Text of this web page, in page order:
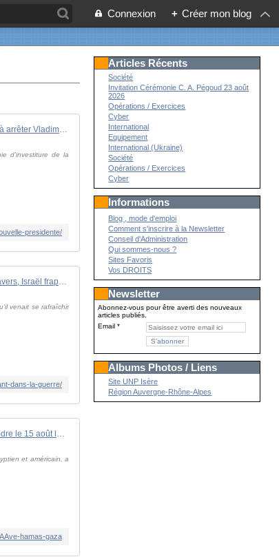
Connexion + Créer mon blog
L'UE appelle le Mexique à arrêter Vladimir Poutine s'il participe à l'investiture de la nouvelle présidente
d'investiture de la
presidente/
Plutôt que tirer à tort et à travers, Israël frappe enfin la tête du Hamas, un tournant dans la guerre ?
venait se rafraîchir
dans-la-guerre/
🔴 En direct : Israël accepte de reprendre le 15 août les discussions en vue d'une trêve
et américain, a
hamas-gaza
Articles Récents
Société
Invitation Cérémonie C. A. Pégoud 23 août
2026
Opérations / Exercices
Cyber
International
Equipement
International (Ukraine)
Société
Opérations / Exercices
Cyber
Informations
Blog , mode d'emploi
Comment s'inscrire à la Newsletter
Conseil d'Administration
Qui sommes-nous ?
Sites Favoris
Vos DROITS
Newsletter
Abonnez-vous pour être averti des nouveaux
articles publiés.
Email
Albums Photos / Liens
Site UNP Isère
Région Auvergne-Rhône-Alpes